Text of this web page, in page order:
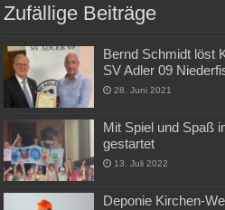
Zufällige Beiträge
Bernd Schmidt löst
SV Adler 09
28. Juni 2021
Mit Spiel und Spaß
gestartet
13. Juli 2022
Deponie Kirchen-